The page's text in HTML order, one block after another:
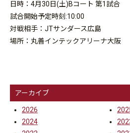
日時：4月30日(土)Bコート 第1試合
試合開始予定時刻:10:00
対戦相手：JTサンダース広島
場所：丸善インテックアリーナ大阪
アーカイブ
2026
2024